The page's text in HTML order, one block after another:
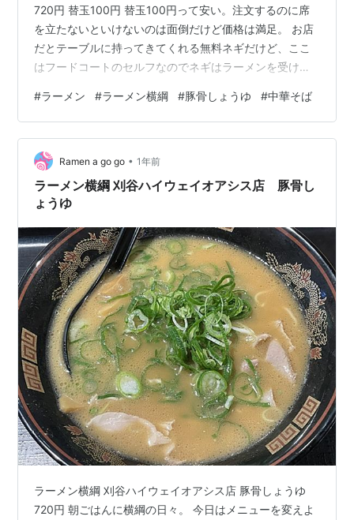
720円 替玉100円 替玉100円って安い。注文するのに席
を立たないといけないのは面倒だけど価格は満足。 お店
だとテーブルに持ってきてくれる無料ネギだけど、ここ
はフードコートのセルフなのでネギはラーメンを受け取
いし濃度も程々、しっかり朝から食べられるラーメン。
トッピングやおにぎりは会計前に取ることができるよう
になっている。朝にトッピングを増やしたりおにぎりを
食べたことはないけれど替玉を覚えてから少しはまって
いる。 朝から温かいご飯を食べられるのは幸せなこと。
朝のラーメンもいいものだった…
#ラーメン #ラーメン横綱 #豚骨しょうゆ #中華そば
Ramen a go go • 1年前
ラーメン横綱 刈谷ハイウェイオアシス店 豚骨し
ょうゆ
ラーメン横綱 刈谷ハイウェイオアシス店 豚骨しょうゆ
720円 朝ごはんに横綱の日々。 今日はメニューを変えよ